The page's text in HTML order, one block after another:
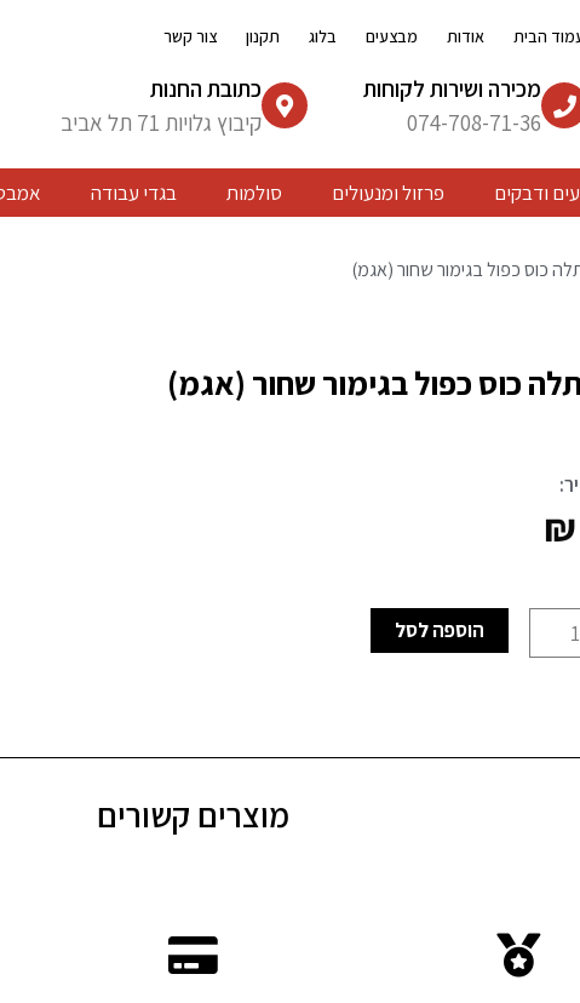
הבית אודות מבצעים בלוג תקנון צור קשר
מכירה ושירות לקוחות
074-708-71-36
כתובת החנות
קיבוץ גלויות 71 תל אביב
ודבקים פרזול ומנעולים סולמות בגדי עבודה
כוס כפול בגימור שחור (אגמ)
כוס כפול בגימור שחור (אגמ)
₪
הוספה לסל
מוצרים קשורים